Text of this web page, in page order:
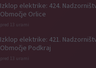
Izklop elektrike: 424.
Območje Orlice
pred 13 urami
Izklop elektrike: 421.
Območje Podkraj
pred 13 urami